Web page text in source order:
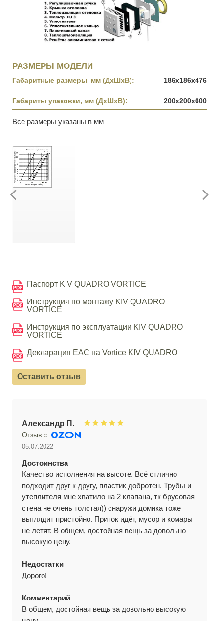
РАЗМЕРЫ МОДЕЛИ
Габаритные размеры, мм (ДхШхВ): 186х186х476
Габариты упаковки, мм (ДхШхВ): 200х200х600
Все размеры указаны в мм
Паспорт KIV QUADRO VORTICE
Инструкция по монтажу KIV QUADRO
VORTICE
Инструкция по эксплуатации KIV QUADRO
VORTICE
Декларация EAC на Vortice KIV QUADRO
Оставить отзыв
Александр П.
Отзыв с
05.07.2022
Достоинства
Качество исполнения на высоте. Всё отлично
подходит друг к другу, пластик добротен. Трубы и
утеплителя мне хватило на 2 клапана, тк брусовая
стена не очень толстая)) снаружи домика тоже
выглядит пристойно. Приток идёт, мусор и комары
не летят. В общем, достойная вещь за довольно
высокую цену.
Недостатки
Дорого!
Комментарий
В общем, достойная вещь за довольно высокую